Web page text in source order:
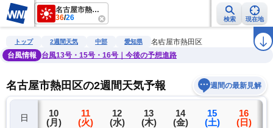
名古屋市熱田区
36/26 検索 現在地
雨雲レーダー 台風情報 地震情報 警報・注意報 ラ
トップ 2週間天気 中部 愛知県
名古屋市熱田区
台風情報
台風13号・15号・16号｜今後の予想進路
名古屋市熱田区の2週間天気予報 週間の最新見解
日
9
(日)
10
(月)
11
(火)
12
(水)
13
(木)
14
(金)
15
(土)
16
(日)